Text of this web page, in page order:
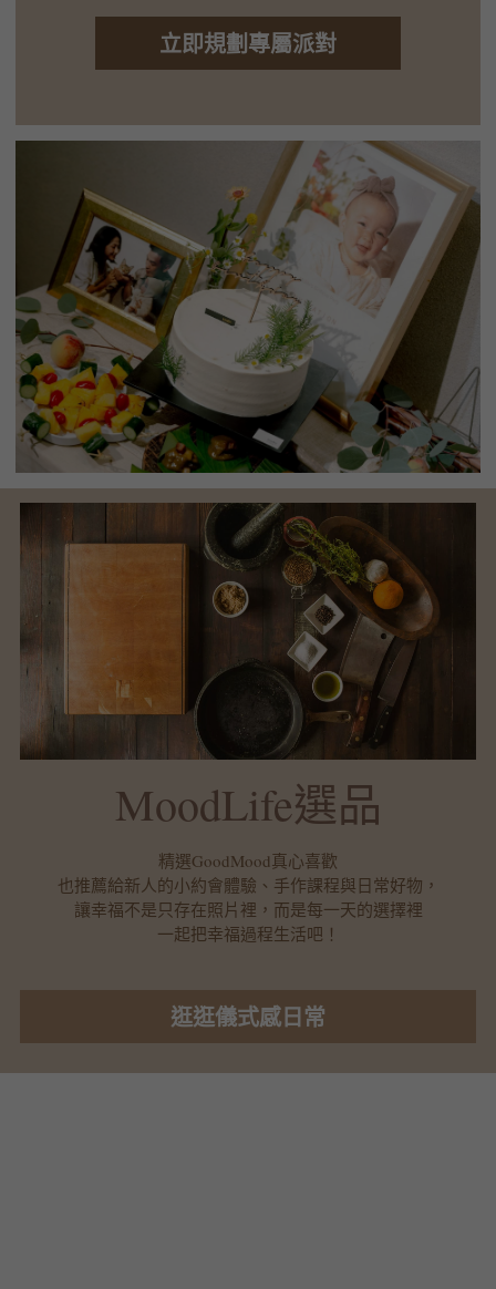
立即規劃專屬派對
MoodLife選品
精選GoodMood真心喜歡
也推薦給新人的小約會體驗、手作課程與日常好物，
讓幸福不是只存在照片裡，而是每一天的選擇裡
一起把幸福過程生活吧！
逛逛儀式感日常